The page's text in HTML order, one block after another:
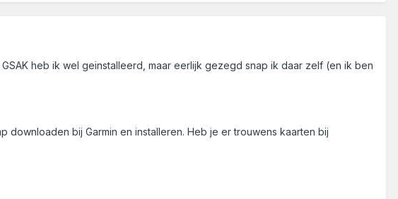
heb ik wel geinstalleerd, maar eerlijk gezegd snap ik daar zelf (en ik ben
bij Garmin en installeren. Heb je er trouwens kaarten bij